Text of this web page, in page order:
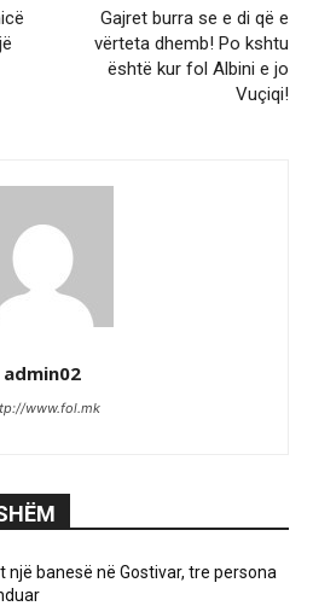
Gajret burra se e di që e
vërteta dhemb! Po kshtu
është kur fol Albini e jo
Vuçiqi!
admin02
www.fol.mk
një banesë në Gostivar, tre persona